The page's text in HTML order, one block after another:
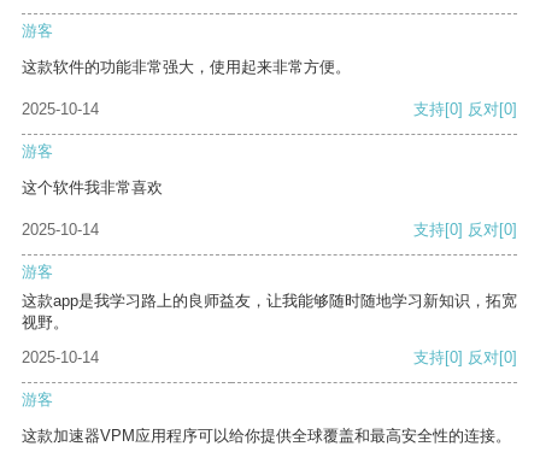
游客
这款软件的功能非常强大，使用起来非常方便。
2025-10-14 支持[0] 反对[0]
游客
这个软件我非常喜欢
2025-10-14 支持[0] 反对[0]
游客
这款app是我学习路上的良师益友，让我能够随时随地学习新知识，拓宽
视野。
2025-10-14
支持[0] 反对[0]
游客
这款加速器VPM应用程序可以给你提供全球覆盖和最高安全性的连接。